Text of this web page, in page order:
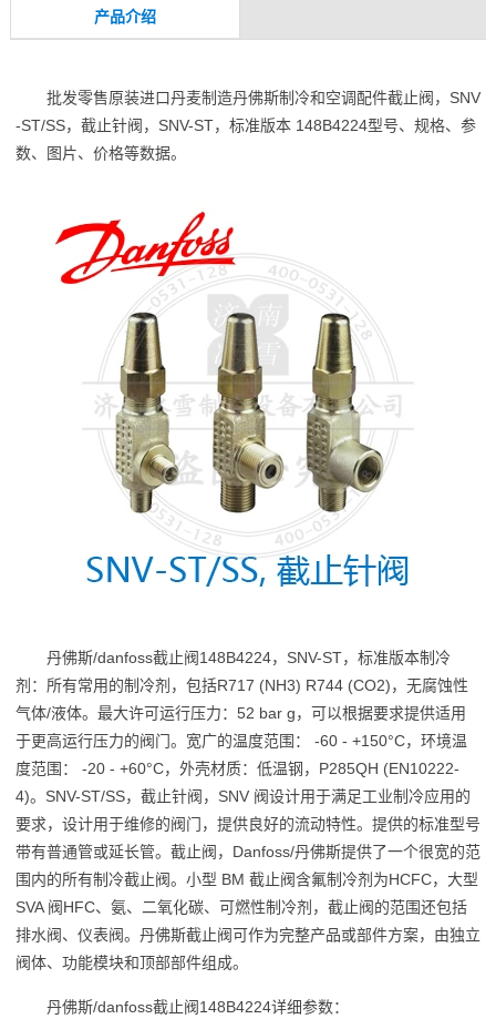
产品介绍
批发零售原装进口丹麦制造丹佛斯制冷和空调配件截止阀，SNV
-ST/SS，截止针阀，SNV-ST，标准版本 148B4224型号、规格、参
数、图片、价格等数据。
丹佛斯/danfoss截止阀148B4224，SNV-ST，标准版本制冷
剂：所有常用的制冷剂，包括R717 (NH3) R744 (CO2)，无腐蚀性
气体/液体。最大许可运行压力：52 bar g，可以根据要求提供适用
于更高运行压力的阀门。宽广的温度范围： -60 - +150°C，环境温
度范围： -20 - +60°C，外壳材质：低温钢，P285QH (EN10222-
4)。SNV-ST/SS，截止针阀，SNV 阀设计用于满足工业制冷应用的
要求，设计用于维修的阀门，提供良好的流动特性。提供的标准型号
带有普通管或延长管。截止阀，Danfoss/丹佛斯提供了一个很宽的范
围内的所有制冷截止阀。小型 BM 截止阀含氟制冷剂为HCFC，大型
SVA 阀HFC、氨、二氧化碳、可燃性制冷剂，截止阀的范围还包括
排水阀、仪表阀。丹佛斯截止阀可作为完整产品或部件方案，由独立
阀体、功能模块和顶部部件组成。
丹佛斯/danfoss截止阀148B4224详细参数：